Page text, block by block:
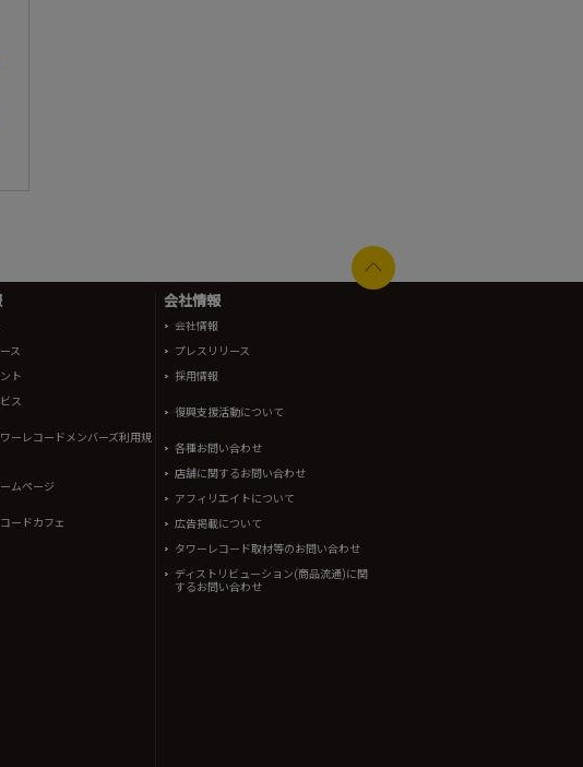
ス
ト
ス
ーレコードメンバーズ利用規
ムページ
ードカフェ
会社情報
会社情報
プレスリリース
採用情報
復興支援活動について
各種お問い合わせ
店舗に関するお問い合わせ
アフィリエイトについて
広告掲載について
タワーレコード取材等のお問い合わせ
ディストリビューション(商品流通)に関
するお問い合わせ